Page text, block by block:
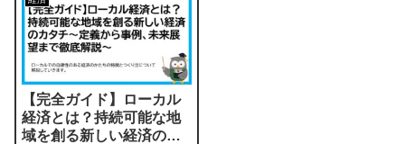
【完全ガイド】ローカル
経済とは？持続可能な地
域を創る新しい経済のカ